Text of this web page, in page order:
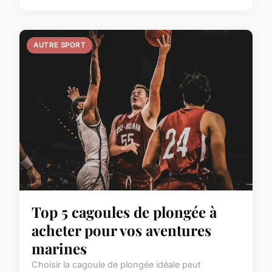
AUTRE SPORT
Top 5 cagoules de plongée à
acheter pour vos aventures
marines
Choisir la cagoule de plongée idéale peut